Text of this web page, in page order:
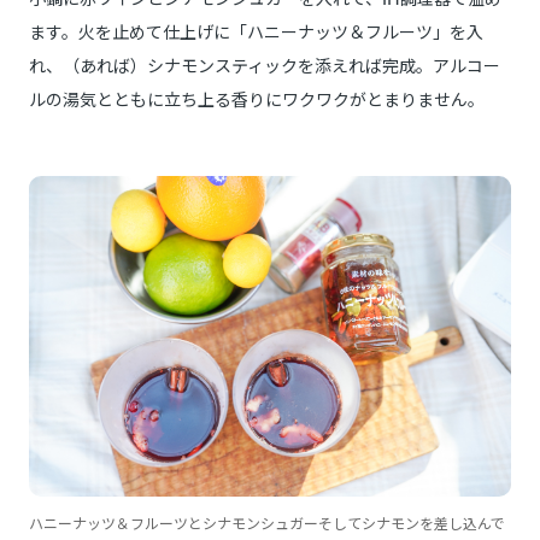
ます。火を止めて仕上げに「ハニーナッツ＆フルーツ」を入
れ、（あれば）シナモンスティックを添えれば完成。アルコー
ルの湯気とともに立ち上る香りにワクワクがとまりません。
ハニーナッツ＆フルーツとシナモンシュガーそしてシナモンを差し込んで